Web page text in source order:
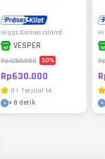
Higgs Games Island
VESPER
Rp1.250.000 50%
Rp630.000
0 | Terjual 14
± 8 detik